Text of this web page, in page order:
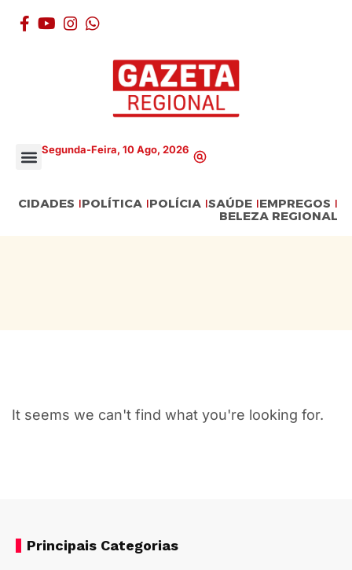
Segunda-Feira, 10 Ago, 2026
CIDADES POLÍTICA POLÍCIA SAÚDE EMPREGOS
BELEZA REGIONAL
It seems we can't find what you're looking for.
Principais Categorias